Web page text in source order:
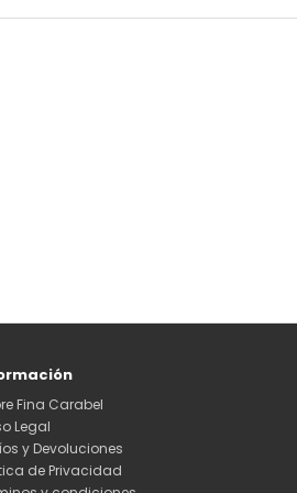
Fina Carabel
Legal
y Devoluciones
de Privacidad